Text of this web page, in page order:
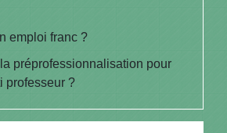
emploi franc ?
préprofessionnalisation pour
professeur ?